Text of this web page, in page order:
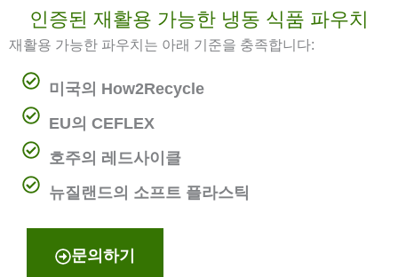
인증된 재활용 가능한 냉동 식품 파우치
재활용 가능한 파우치는 아래 기준을 충족합니다:
미국의 How2Recycle
EU의 CEFLEX
호주의 레드사이클
뉴질랜드의 소프트 플라스틱
문의하기